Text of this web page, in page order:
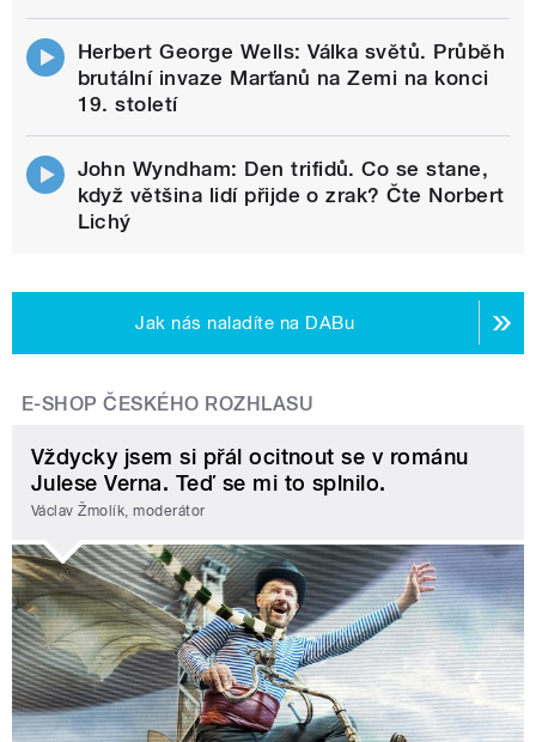
Herbert George Wells: Válka světů. Průběh
brutální invaze Marťanů na Zemi na konci
19. století
John Wyndham: Den trifidů. Co se stane,
když většina lidí přijde o zrak? Čte Norbert
Lichý
Jak nás naladíte na DABu
E-SHOP ČESKÉHO ROZHLASU
Vždycky jsem si přál ocitnout se v románu
Julese Verna. Teď se mi to splnilo.
Václav Žmolík, moderátor